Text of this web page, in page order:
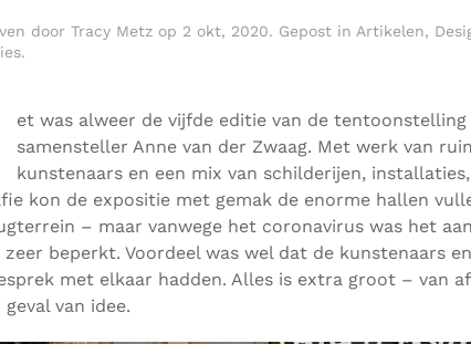
door Tracy Metz op 2 okt, 2020. Gepost in Artikelen,
.
et was alweer de vijfde editie van de tentoonstelling
samensteller Anne van der Zwaag. Met werk van
kunstenaars en een mix van schilderijen,
kon de expositie met gemak de enorme hallen
– maar vanwege het coronavirus was het
zeer beperkt. Voordeel was wel dat de kunstenaars
met elkaar hadden. Alles is extra groot – van
van idee.